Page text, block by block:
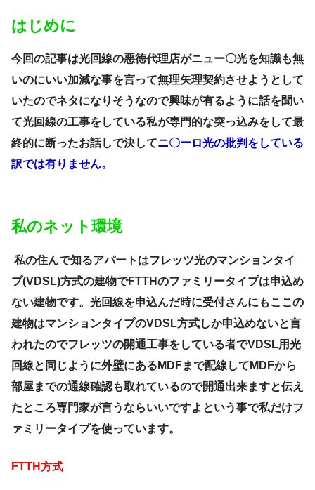
はじめに
今回の記事は光回線の悪徳代理店がニュー〇光を知識も無
いのにいい加減な事を言って無理矢理契約させようとして
いたのでネタになりそうなので興味が有るように話を聞い
て光回線の工事をしている私が専門的な突っ込みをして最
終的に断ったお話しで決してニ〇ーロ光の批判をしている
訳では有りません。
私のネット環境
私の住んで知るアパートはフレッツ光のマンションタイ
プ(VDSL)方式の建物でFTTHのファミリータイプは申込め
ない建物です。光回線を申込んだ時に受付さんにもここの
建物はマンションタイプのVDSL方式しか申込めないと言
われたのでフレッツの開通工事をしている者でVDSL用光
回線と同じように外壁にあるMDFまで配線してMDFから
部屋までの通線確認も取れているので開通出来ますと伝え
たところ専門家が言うならいいですよという事で私だけフ
ァミリータイプを使っています。
FTTH方式